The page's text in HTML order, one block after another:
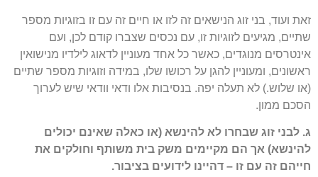
זאת ועוד, בני זוג הנישאים זה לזו או חיים זה עם זו בזוגיות מספר
שתיים, מגיעים לזוגיות זו, עם נכסים שצברו קודם לכן, ועם
אינטרסים מנוגדים, כאשר כל אחד מעוניין לדאוג לילדיו מנישואין
ראשונים, ומעוניין להגן על רכושו שלו, במידה וזוגיות מספר שתיים
(או שלוש.) לא תעלה יפה. בנסיבות אלו ודאי וודאי שיש לערוך
הסכם ממון.
ג. לבני זוג שבחרו לא להינשא (או כאלה שאינם יכולים
להינשא) אך הם מקיימים משק בית משותף וחולקים את
חייהם זה עם זו – דהיינו לידועים בציבור.